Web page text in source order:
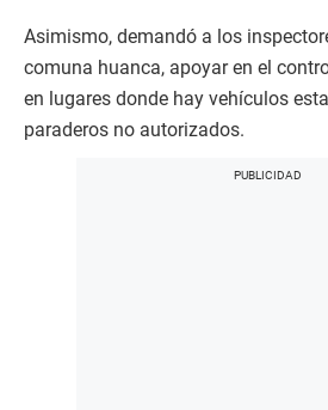
Asimismo, demandó a los
comuna huanca, apoyar en el
en lugares donde hay vehículos
paraderos no autorizados.